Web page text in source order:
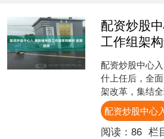
配资炒股
工作组架
配资炒股中心
什上任后，全
架改革，集结
顶尖权威人士
对美联储传统政
配资炒股中心
阅读： 86 栏